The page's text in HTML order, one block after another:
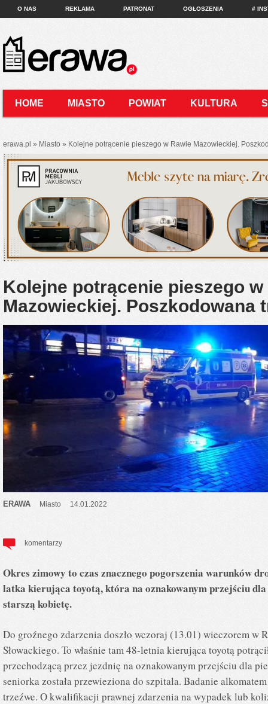
O NAS REKLAMA PATRONAT OGŁOSZENIA #
HOME MIASTO POWIAT KULTURA
erawa.pl » Miasto » Kolejne potrącenie pieszego w Rawie Mazowieckiej.
Kolejne potrącenie pieszego w
Mazowieckiej. Poszkodowana
ERAWA Miasto 14.01.2022
komentarzy
Okres zimowy to czas znacznego pogorszenia warunków
latka kierująca toyotą, która na oznakowanym przejściu
starszą kobietę.
Do groźnego zdarzenia doszło wczoraj (13.01) wieczorem w
Słowackiego. To właśnie tam 48-letnia kierująca toyotą
przechodzącą przez jezdnię na oznakowanym przejściu dla
seniorka została przewieziona do szpitala. Badanie
trzeźwe. O kwalifikacji prawnej zdarzenia na wypadek lub